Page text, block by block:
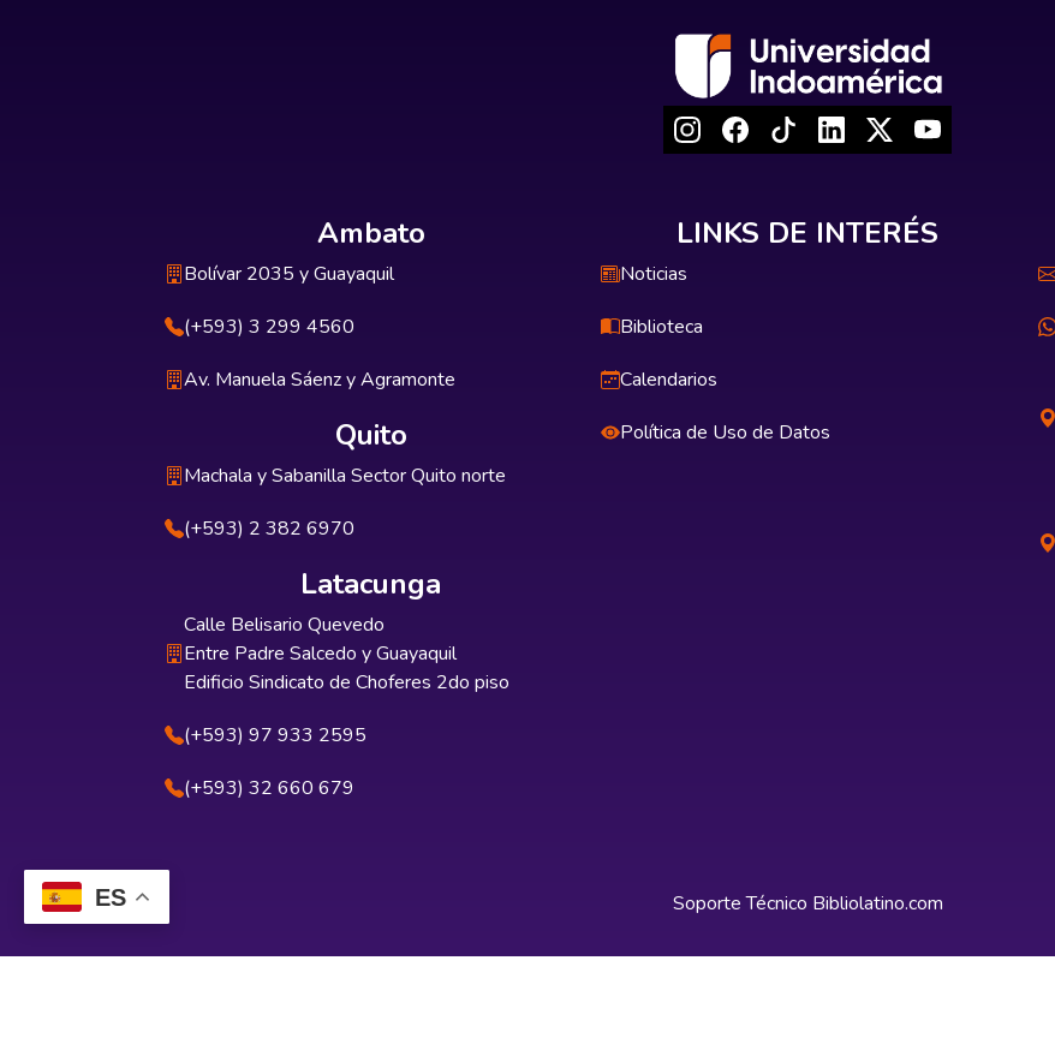
ES
Ambato
Bolívar 2035 y Guayaquil
(+593) 3 299 4560
Av. Manuela Sáenz y Agramonte
Quito
Machala y Sabanilla Sector Quito norte
(+593) 2 382 6970
Latacunga
Calle Belisario Quevedo
Entre Padre Salcedo y Guayaquil
Edificio Sindicato de Choferes 2do piso
(+593) 97 933 2595
(+593) 32 660 679
LINKS DE INTERÉS
Noticias
Biblioteca
Calendarios
Política de Uso de Datos
Soporte Técnico Bibliolatino.com